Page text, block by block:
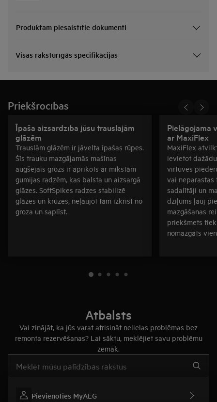
Produktam piesaistītie dokumenti
Visas raksturīgās specifikācijas
Priekšrocības
Īpaša aizsardzība jūsu trauslajām
glāzēm
Trauslām glāzēm ir jāvelta īpašas rūpes.
Šīs trauku mazgājamās mašīnas
augšējais grozs ir aprīkots ar mīkstām
gumijas radzēm, kas balsta un aizsargā
glāzes. SoftSpikes radzes stabilizē
glāzes un krūzes, neļaujot tām izkrist no
groza un saplīst.
Pielāgojama
ar MaxiFlex
MaxiFlex
ievietot
virtuves
vai neparastas
sadalītāji un
dziļums ļauj
mazgāšanas
priekšmets
nomazgāts
Atbalsts
Vai zinājāt, ka jūs varat atrisināt nelielas problēmas bez
remonta rezervēšanas? Lai sāktu, meklējiet savu problēmu
zemāk.
Pievienoties MyAEG